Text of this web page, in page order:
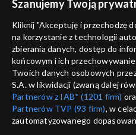
informacje o dostawcy usług
Szanujemy Twoją
Kliknij "Akceptuję i przechodzę
na korzystanie z technologii
zbierania danych, dostęp do
końcowym i ich
Twoich danych osobowych
S.A. w likwidacji (zwaną dalej
Partnerów z IAB* (1201 firm)
Partnerów TVP (93 firm), w
zautomatyzowanego